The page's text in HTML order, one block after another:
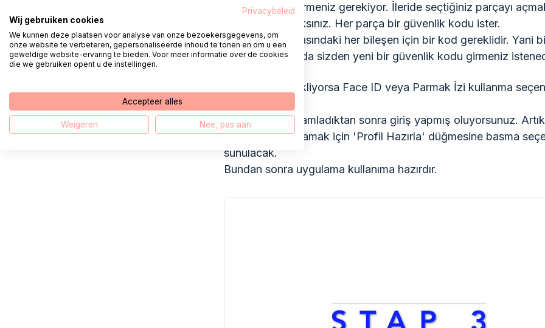
Şimdi bir kod girmeniz gerekiyor. İleride seçtiğiniz parçayı
kodu kullanacaksınız. Her parça bir güvenlik kodu ister.
Happi uygulamasındaki her bileşen için bir kod gereklidir. Yani
ilk kez açtığınızda sizden yeni bir güvenlik kodu girmeniz
Cihazınız destekliyorsa Face ID veya Parmak İzi kullanma
Bu adımları tamamladıktan sonra giriş yapmış oluyorsunuz.
adımları tamamlamak için 'Profil Hazırla' düğmesine basma
sunulacak.
Bundan sonra uygulama kullanıma hazırdır.
Privacybeleid
Wij gebruiken cookies
We kunnen deze plaatsen voor analyse van onze bezoekersgegevens, om
onze website te verbeteren, gepersonaliseerde inhoud te tonen en om u een
geweldige website-ervaring te bieden. Voor meer informatie over de cookies
die we gebruiken opent u de instellingen.
Accepteer alles
Weigeren Nee, pas aan